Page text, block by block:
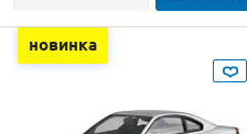
новинка